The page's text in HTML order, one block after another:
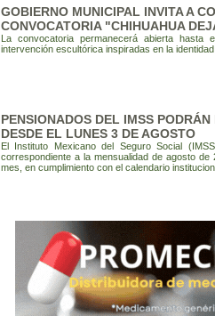
GOBIERNO MUNICIPAL INVITA A
CONVOCATORIA "CHIHUAHUA
La convocatoria permanecerá abierta
intervención escultórica inspiradas en la
PENSIONADOS DEL IMSS
DESDE EL LUNES 3 DE AGOSTO
El Instituto Mexicano del Seguro Social
correspondiente a la mensualidad de agosto
mes, en cumplimiento con el calendario